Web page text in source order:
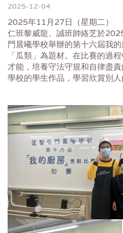
2025-12-04
2025年11月27日（星期二）
仁班黎威龍、誠班帥絡芝於
門晨曦學校舉辦的第十六屆我
「瓜類」為題材。在比賽的過
才能，培養守法守規和自律盡
學校的學生作品，學習欣賞別人